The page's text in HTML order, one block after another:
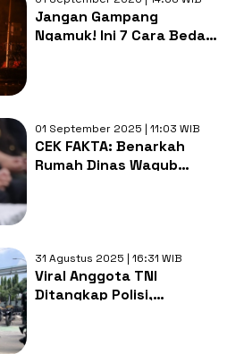
Jangan Gampang
Ngamuk! Ini 7 Cara Bedain
01 September 2025 | 11:03 WIB
CEK FAKTA: Benarkah
Rumah Dinas Wagub
31 Agustus 2025 | 16:31 WIB
Viral Anggota TNI
Ditangkap Polisi,